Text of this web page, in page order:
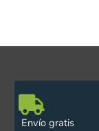
Envío gratis